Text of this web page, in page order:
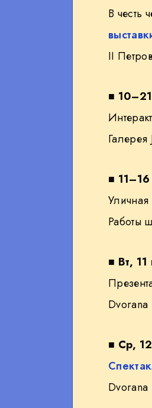
WhatsAppВ честь
II
■
■
Уличная
Работы
■ Вт,
Dvorana
■ Ср,